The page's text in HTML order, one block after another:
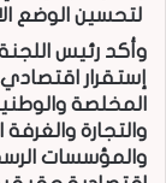
لتحسين الوضع
وأكد رئيس
إستقرار
المخلصة
والتجارة والغرفة
والمؤسسات